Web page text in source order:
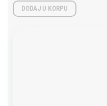
DODAJ U KORPU